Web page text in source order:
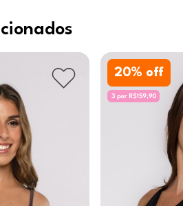
20% off